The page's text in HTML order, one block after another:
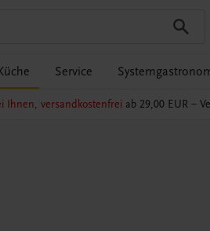
Service
Ihnen, versandkostenfrei ab 29,00 EUR –